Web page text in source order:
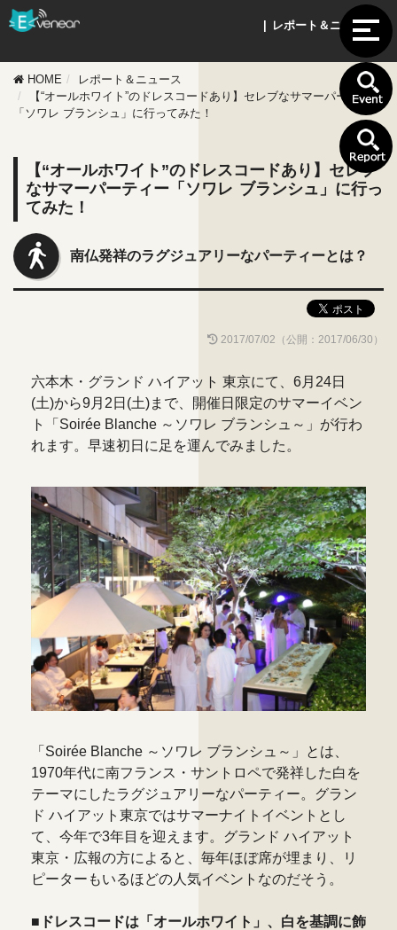
| レポート＆ニュース |
HOME
レポート＆ニュース
【“オールホワイト”のドレスコードあり】セレブなサマーパーティー
「ソワレ ブランシュ」に行ってみた！
【“オールホワイト”のドレスコードあり】セレブ
なサマーパーティー「ソワレ ブランシュ」に行っ
てみた！
南仏発祥のラグジュアリーなパーティーとは？
2017/07/02（公開：2017/06/30）
六本木・グランド ハイアット 東京にて、6月24日
(土)から9月2日(土)まで、開催日限定のサマーイベン
ト
「Soirée Blanche ～ソワレ ブランシュ～」 が行わ
れます。早速初日に足を運んでみました。
「Soirée Blanche ～ソワレ ブランシュ～」とは、
1970年代に南フランス・サントロペで発祥した白を
テーマにしたラグジュアリーなパーティー。グラン
ド ハイアット東京ではサマーナイトイベントとし
て、今年で3年目を迎えます。グランド ハイアット
東京・広報の方によると、毎年ほぼ席が埋まり、リ
ピーターもいるほどの人気イベントなのだそう。
■ドレスコードは「オールホワイト」、白を基調に飾